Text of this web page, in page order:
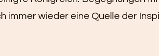
immer wieder eine Quelle der